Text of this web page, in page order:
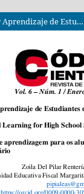
Uso de las Redes Sociales como estrategias y Aprendizaje de Estudiantes de Bachillerato